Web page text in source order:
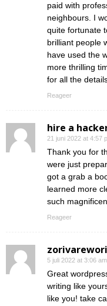
paid with
neighbours. I
quite fortunate
brilliant people
have used the
more thrilling
for all the
Reageer
hire a
21 juni 2022 at 4:57
Thank you for
were just
got a grab a
learned more
such
Reageer
5 juli 2022 at 3:06 am
Great
writing like
like you! take